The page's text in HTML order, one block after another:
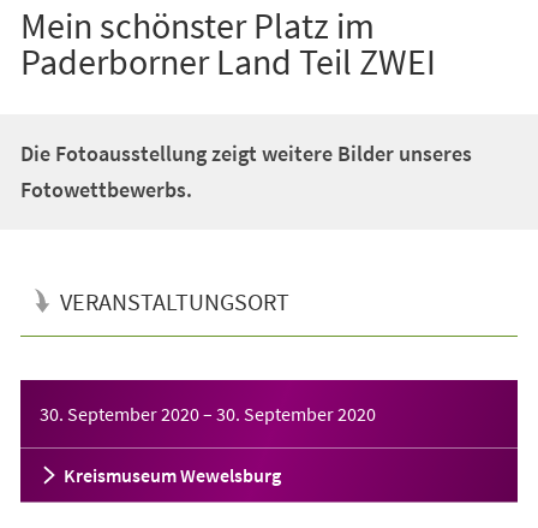
Mein schönster Platz im
Paderborner Land Teil ZWEI
Die Fotoausstellung zeigt weitere Bilder unseres
Fotowettbewerbs.
VERANSTALTUNGSORT
30. September 2020– 30. September 2020
Kreismuseum Wewelsburg